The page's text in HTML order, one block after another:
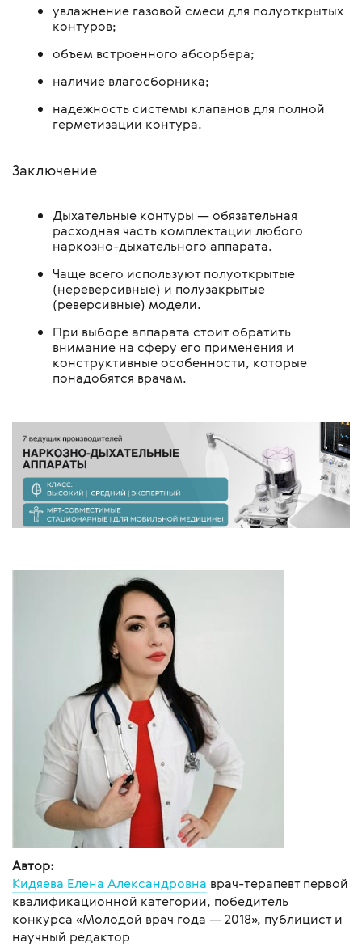
увлажнение газовой смеси для полуоткрытых
контуров;
объем встроенного абсорбера;
наличие влагосборника;
надежность системы клапанов для полной
герметизации контура.
Заключение
Дыхательные контуры — обязательная
расходная часть комплектации любого
наркозно-дыхательного аппарата.
Чаще всего используют полуоткрытые
(нереверсивные) и полузакрытые
(реверсивные) модели.
При выборе аппарата стоит обратить
внимание на сферу его применения и
конструктивные особенности, которые
понадобятся врачам.
Автор:
Кидяева Елена Александровна врач-терапевт первой
квалификационной категории, победитель
конкурса «Молодой врач года — 2018», публицист и
научный редактор